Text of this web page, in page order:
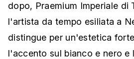
dopo, Praemium Imperiale di
l'artista da tempo esiliata a
distingue per un'estetica
l'accento sul bianco e nero e